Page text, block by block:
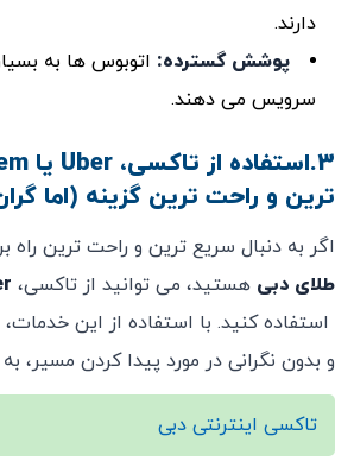
دارند.
پوشش گسترده: اتوبوس ‌ها به
سرویس می ‌دهند.
‌ترین و راحت ‌ترین گزینه (اما
اگر به دنبال سریع ‌ترین و راحت ‌ترین راه
طلای دبی هستید، می ‌توانید از تاکسی،
استفاده کنید. با استفاده از این
و بدون نگرانی در مورد پیدا کردن مسیر، به
تاکسی اینترنتی دبی